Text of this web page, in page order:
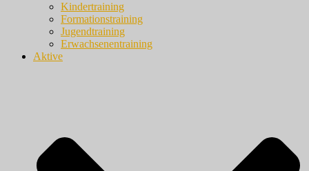
Kindertraining
Formationstraining
Jugendtraining
Erwachsenentraining
Aktive